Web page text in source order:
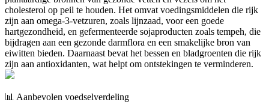
cholesterol op peil te houden. Het omvat voedingsmiddelen die rijk
zijn aan omega-3-vetzuren, zoals lijnzaad, voor een goede
hartgezondheid, en gefermenteerde sojaproducten zoals tempeh, die
bijdragen aan een gezonde darmflora en een smakelijke bron van
eiwitten bieden. Daarnaast bevat het bessen en bladgroenten die rijk
zijn aan antioxidanten, wat helpt om ontstekingen te verminderen.
📊 Aanbevolen voedselverdeling